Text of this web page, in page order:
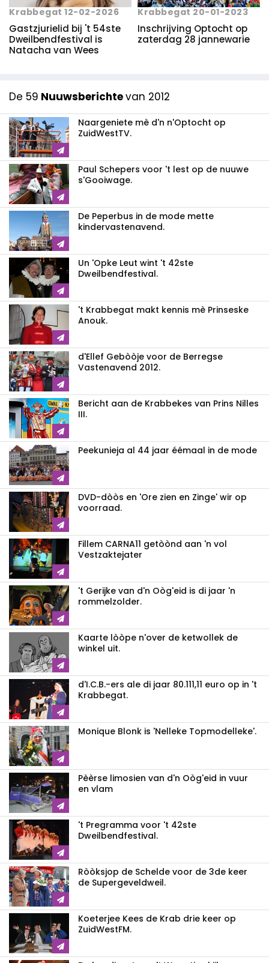
Krabbegat 12-02-2026
Gastzjurielid bij 't 54ste
Dweilbendfestival is
Natacha van Wees
Krabbegat 20-01-2023
Inschrijving Optocht op
zaterdag 28 jannewarie
De 59 Nuuwsberichtevan 2012
Naargeniete mè d'n n'Optocht op
ZuidWestTV.
Paul Schepers voor 't lest op de nuuwe
s'Gooiwage.
De Peperbus in de mode mette
kindervastenavend.
Un 'Opke Leut wint 't 42ste
Dweilbendfestival.
't Krabbegat makt kennis mè Prinseske
Anouk.
d'Ellef Gebòòje voor de Berregse
Vastenavend 2012.
Bericht aan de Krabbekes van Prins Nilles
III.
Peekunieja al 44 jaar éémaal in de mode
DVD-dòòs en 'Ore zien en Zinge' wir op
voorraad.
Fillem CARNA11 getòònd aan 'n vol
Vestzaktejater
't Gerijke van d'n Oòg'eid is di jaar 'n
rommelzolder.
Kaarte lòòpe n'over de ketwollek de
winkel uit.
d'I.C.B.-ers ale di jaar 80.111,11 euro op in 't
Krabbegat.
Monique Blonk is 'Nelleke Topmodelleke'.
Pèèrse limosien van d'n Oòg'eid in vuur
en vlam
't Pregramma voor 't 42ste
Dweilbendfestival.
Ròòksjop de Schelde voor de 3de keer
de Supergeveldweil.
Koeterjee Kees de Krab drie keer op
ZuidWestFM.